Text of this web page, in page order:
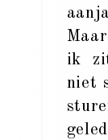
ik
niet